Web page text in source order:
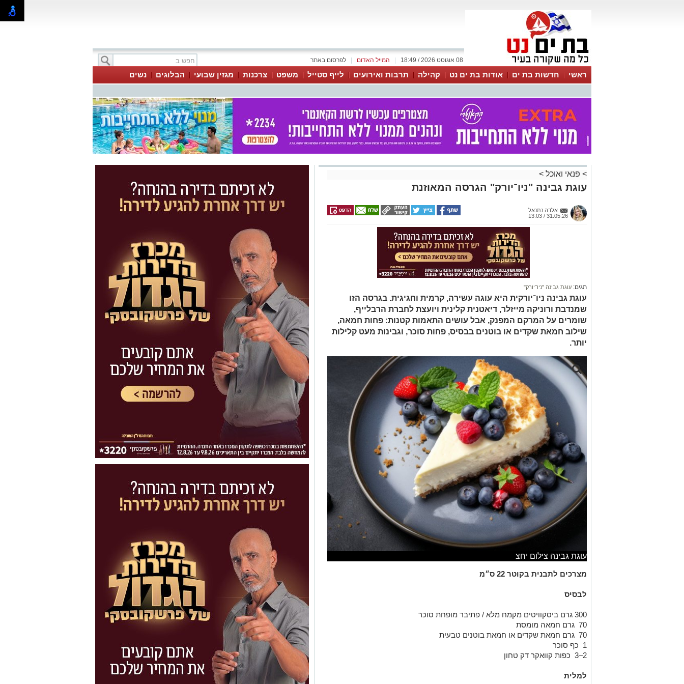
לפרסום באתר המייל האדום 08 אוגוסט 2026 / 18:49
ראשי חדשות בת ים אודות בת ים נט קהילה תרבות ואירועים לייף סטייל משפט צרכנות מגזין שבועי הבלוגים נשים
> פנאי ואוכל >
עוגת גבינה "ניו־יורק" הגרסה המאוזנת
אלדה נתנאל
31.05.26 / 13:03
תגים: עוגת גבינה "ניו־יורק"
עוגת גבינה ניו־יורקית היא עוגה עשירה, קרמית וחגיגית. בגרסה הזו
שמנדבת ורוניקה מייזלר, דיאטנית קלינית ויועצת לחברת הרבלייף,
שומרים על המרקם המפנק, אבל עושים התאמות קטנות: פחות חמאה,
שילוב חמאת שקדים או בוטנים בבסיס, פחות סוכר, וגבינות מעט קלילות
יותר.
עוגת גבינה צילום יחצ
מצרכים לתבנית בקוטר 22 ס״מ
לבסיס
300 גרם ביסקוויטים מקמח מלא / פתיבר מופחת סוכר
70 גרם חמאה מומסת
70 גרם חמאת שקדים או חמאת בוטנים טבעית
1 כף סוכר
2–3 כפות קוואקר דק טחון
למלית